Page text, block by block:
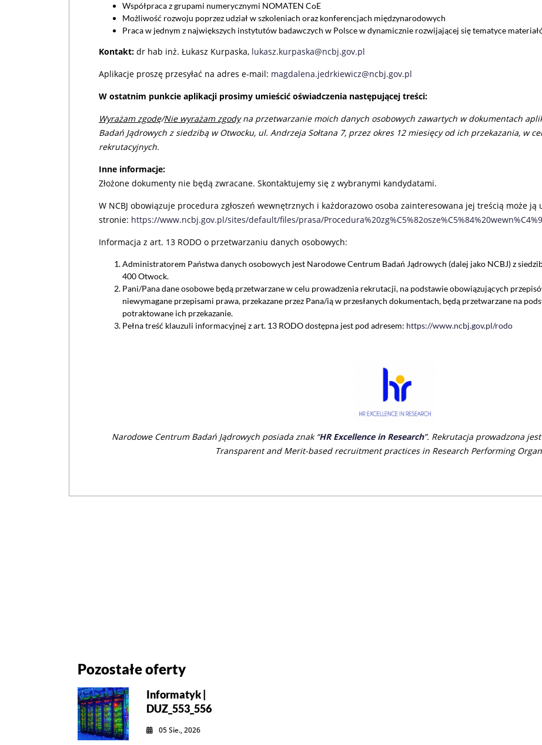
Współpraca z grupami numerycznymi NOMATEN CoE
Możliwość rozwoju poprzez udział w szkoleniach oraz konferencjach międzynarodowych
Praca w jednym z największych instytutów badawczych w Polsce w dynamicznie rozwijającej się tematyce
Kontakt: dr hab inż. Łukasz Kurpaska, lukasz.kurpaska@ncbj.gov.pl
Aplikacje proszę przesyłać na adres e-mail: magdalena.jedrkiewicz@ncbj.gov.pl
W ostatnim punkcie aplikacji prosimy umieścić oświadczenia następującej treści:
Wyrażam zgodę/Nie wyrażam zgodyna przetwarzanie moich danych osobowych zawartych w dokumentach
Badań Jądrowych z siedzibą w Otwocku, ul. Andrzeja Sołtana 7, przez okres 12 miesięcy od ich przekazania, w
rekrutacyjnych.
Inne informacje:
Złożone dokumenty nie będą zwracane. Skontaktujemy się z wybranymi kandydatami.
W NCBJ obowiązuje procedura zgłoszeń wewnętrznych i każdorazowo osoba zainteresowana jej treścią może ją
stronie: https://www.ncbj.gov.pl/sites/default/files/prasa/
Informacja z art. 13 RODO o przetwarzaniu danych osobowych:
Administratorem Państwa danych osobowych jest Narodowe Centrum Badań Jądrowych (dalej jako NCBJ) z
400 Otwock.
Pani/Pana dane osobowe będą przetwarzane w celu prowadzenia rekrutacji, na podstawie obowiązujących
niewymagane przepisami prawa, przekazane przez Pana/ią w przesłanych dokumentach, będą przetwarzane na
potraktowane ich przekazanie.
Pełna treść klauzuli informacyjnej z art. 13 RODO dostępna jest pod adresem: https://www.ncbj.gov.pl/rodo
Narodowe Centrum Badań Jądrowych posiada znak “HR Excellence in Research”. Rekrutacja prowadzona
Transparent and Merit-based recruitment practices in Research Performing
Pozostałe oferty
Informatyk |
DUZ_553_556
05 Sie., 2026